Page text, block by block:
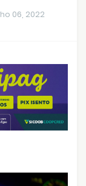
06, 2022